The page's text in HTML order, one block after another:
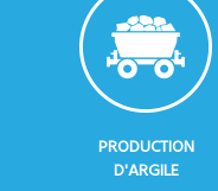
PRODUCTION
D'ARGILE